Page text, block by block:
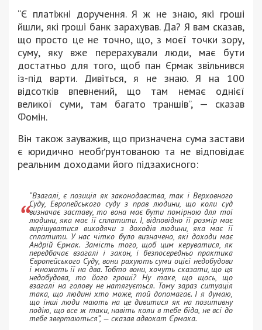
“Є платіжні доручення. Я ж не знаю, які гроші
йшли, які гроші банк зарахував. Да? Я вам сказав,
що просто це не точно, що, з моєї точки зору,
суму, яку вже перерахували люди, має бути
достатньо для того, щоб пан Єрмак звільнився
із-під варти. Дивіться, я не знаю. Я на 100
відсотків впевнений, що там немає однієї
великої суми, там багато траншів”, — сказав
Фомін.
Він також зауважив, що призначена сума застави
є юридично необґрунтованою та не відповідає
реальним доходами його підзахисного:
“Взагалі, є позиція як законодавства, так і Верховного
Суду, Европейського суду з прав людини, що коли суд
визначає заставу, то вона має бути помірною для тої
людини, яка має її сплатити. І, відповідно її розмір має
вирішуватися виходячи з доходів людини, яка має її
сплатити. У нас чітко було визначено, які доходи має
Андрій Єрмак. Замість того, щоб цим керуватися, як
передбачає взагалі і закон, і безпосередньо практика
Європейського Суду, вони рахують суми оцієї недобудови
і множать її на два. Тобто вони, хочуть сказати, що ця
недобудова, то його гроші? Ну таке, що щось, що
взагалі на голову не натягується. Тому зараз ситуація
така, що людині хто може, той допомагає. І я думаю,
що інші люди мають на це дивитися як на позитивну
подію, що все ж таки, навіть коли в тебе біда, не всі до
тебе звертаються”, — сказав адвокат Єрмака.